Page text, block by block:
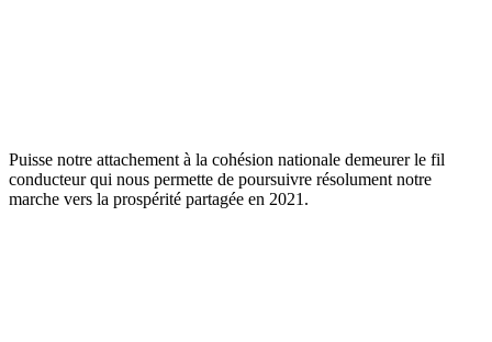
Puisse notre attachement à la cohésion nationale demeurer le fil
conducteur qui nous permette de poursuivre résolument notre
marche vers la prospérité partagée en 2021.